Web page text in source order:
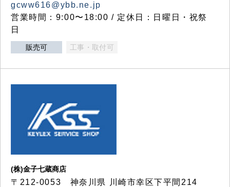
gcww616@ybb.ne.jp
営業時間：9:00〜18:00 / 定休日：日曜日・祝祭
日
販売可 工事・取付可
(株)金子七蔵商店
〒212-0053 神奈川県 川崎市幸区下平間214